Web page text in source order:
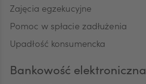
MXN
Zajęcia egzekucyjne
Pomoc w spłacie zadłużenia
Upadłość konsumencka
Bankowość elektroniczna